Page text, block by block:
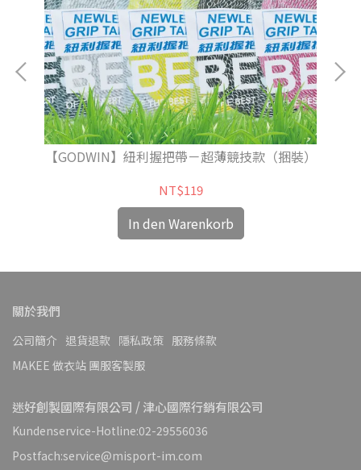
【GODWIN】紐利握把帶－超薄競技款（捆裝）
NT$119
In den Warenkorb
關於我們
公司簡介 退貨退款 隱私政策 服務條款
MAKEE 做衣站 團服客製服
迷好創製國際有限公司 / 津心國際行銷有限公司
Kundenservice-Hotline:02-29556036
Postfach:service@misport-im.com